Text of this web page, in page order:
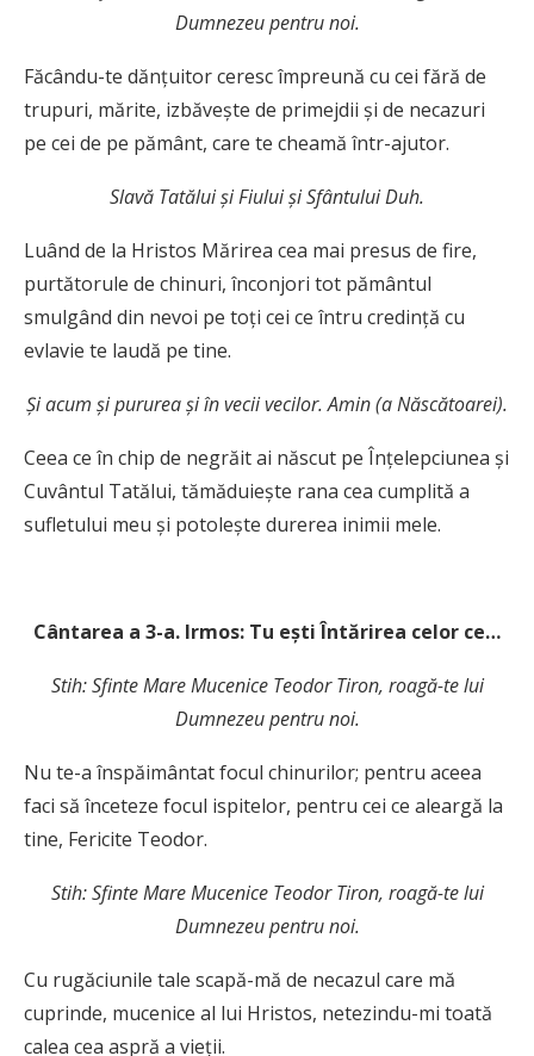
Dumnezeu pentru noi.
Făcându-te dănţuitor ceresc împreună cu cei fără de
trupuri, mărite, izbăveşte de primejdii şi de necazuri
pe cei de pe pământ, care te cheamă într-ajutor.
Slavă Tatălui şi Fiului şi Sfântului Duh.
Luând de la Hristos Mărirea cea mai presus de fire,
purtătorule de chinuri, înconjori tot pământul
smulgând din nevoi pe toţi cei ce întru credinţă cu
evlavie te laudă pe tine.
Şi acum şi pururea şi în vecii vecilor. Amin (a Născătoarei).
Ceea ce în chip de negrăit ai născut pe Înţelepciunea şi
Cuvântul Tatălui, tămăduieşte rana cea cumplită a
sufletului meu şi potoleşte durerea inimii mele.
Cântarea a 3-a. Irmos: Tu eşti Întărirea celor ce…
Stih: Sfinte Mare Mucenice Teodor Tiron, roagă-te lui
Dumnezeu pentru noi.
Nu te-a înspăimântat focul chinurilor; pentru aceea
faci să înceteze focul ispitelor, pentru cei ce aleargă la
tine, Fericite Teodor.
Stih: Sfinte Mare Mucenice Teodor Tiron, roagă-te lui
Dumnezeu pentru noi.
Cu rugăciunile tale scapă-mă de necazul care mă
cuprinde, mucenice al lui Hristos, netezindu-mi toată
calea cea aspră a vieţii.